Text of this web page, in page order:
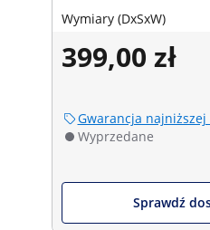
Wymiary (DxSxW)
399,00 zł
Gwarancja najniższej
Wyprzedane
Sprawdź